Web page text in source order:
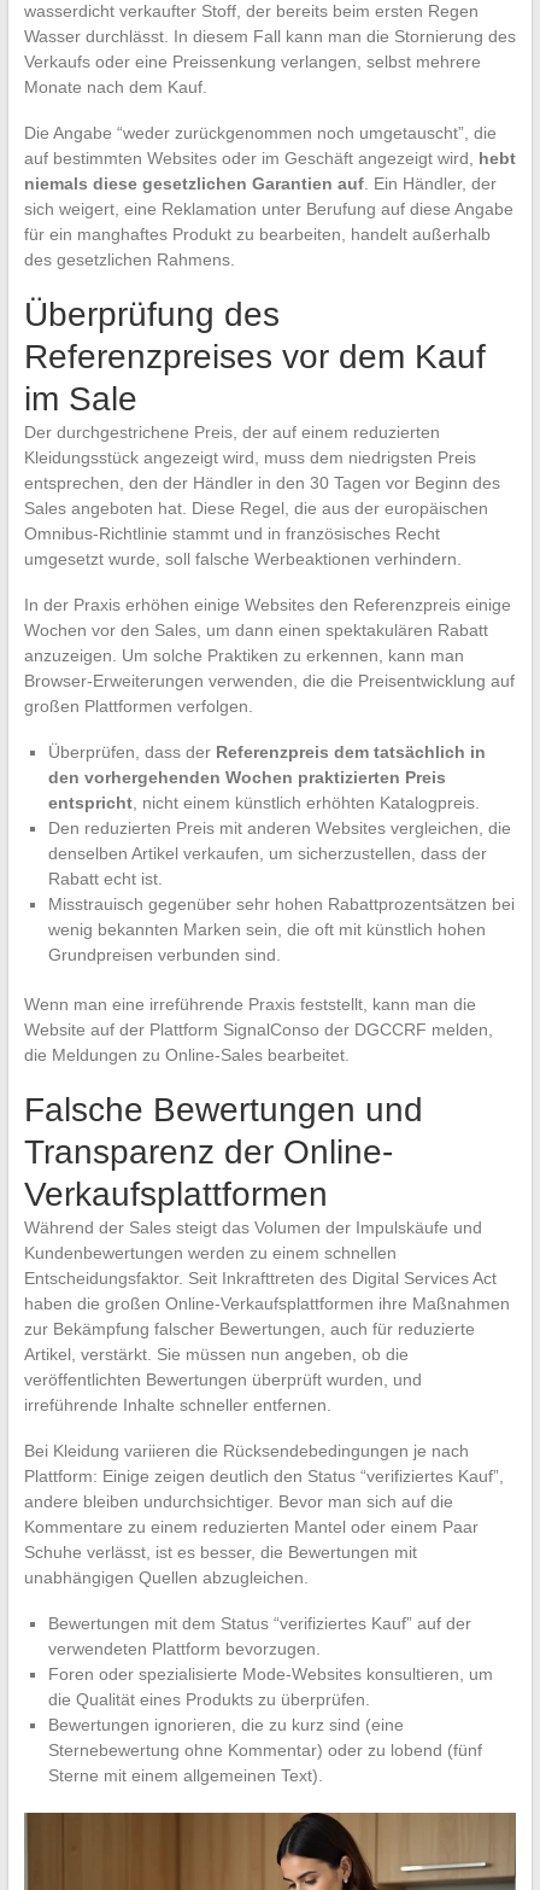
wasserdicht verkaufter Stoff, der bereits beim ersten Regen
Wasser durchlässt. In diesem Fall kann man die Stornierung des
Verkaufs oder eine Preissenkung verlangen, selbst mehrere
Monate nach dem Kauf.
Die Angabe “weder zurückgenommen noch umgetauscht”, die
auf bestimmten Websites oder im Geschäft angezeigt wird, hebt
niemals diese gesetzlichen Garantien auf. Ein Händler, der
sich weigert, eine Reklamation unter Berufung auf diese Angabe
für ein manghaftes Produkt zu bearbeiten, handelt außerhalb
des gesetzlichen Rahmens.
Überprüfung des
Referenzpreises vor dem Kauf
im Sale
Der durchgestrichene Preis, der auf einem reduzierten
Kleidungsstück angezeigt wird, muss dem niedrigsten Preis
entsprechen, den der Händler in den 30 Tagen vor Beginn des
Sales angeboten hat. Diese Regel, die aus der europäischen
Omnibus-Richtlinie stammt und in französisches Recht
umgesetzt wurde, soll falsche Werbeaktionen verhindern.
In der Praxis erhöhen einige Websites den Referenzpreis einige
Wochen vor den Sales, um dann einen spektakulären Rabatt
anzuzeigen. Um solche Praktiken zu erkennen, kann man
Browser-Erweiterungen verwenden, die die Preisentwicklung auf
großen Plattformen verfolgen.
Überprüfen, dass der Referenzpreis dem tatsächlich in
den vorhergehenden Wochen praktizierten Preis
entspricht, nicht einem künstlich erhöhten Katalogpreis.
Den reduzierten Preis mit anderen Websites vergleichen, die
denselben Artikel verkaufen, um sicherzustellen, dass der
Rabatt echt ist.
Misstrauisch gegenüber sehr hohen Rabattprozentsätzen bei
wenig bekannten Marken sein, die oft mit künstlich hohen
Grundpreisen verbunden sind.
Wenn man eine irreführende Praxis feststellt, kann man die
Website auf der Plattform SignalConso der DGCCRF melden,
die Meldungen zu Online-Sales bearbeitet.
Falsche Bewertungen und
Transparenz der Online-
Verkaufsplattformen
Während der Sales steigt das Volumen der Impulskäufe und
Kundenbewertungen werden zu einem schnellen
Entscheidungsfaktor. Seit Inkrafttreten des Digital Services Act
haben die großen Online-Verkaufsplattformen ihre Maßnahmen
zur Bekämpfung falscher Bewertungen, auch für reduzierte
Artikel, verstärkt. Sie müssen nun angeben, ob die
veröffentlichten Bewertungen überprüft wurden, und
irreführende Inhalte schneller entfernen.
Bei Kleidung variieren die Rücksendebedingungen je nach
Plattform: Einige zeigen deutlich den Status “verifiziertes Kauf”,
andere bleiben undurchsichtiger. Bevor man sich auf die
Kommentare zu einem reduzierten Mantel oder einem Paar
Schuhe verlässt, ist es besser, die Bewertungen mit
unabhängigen Quellen abzugleichen.
Bewertungen mit dem Status “verifiziertes Kauf” auf der
verwendeten Plattform bevorzugen.
Foren oder spezialisierte Mode-Websites konsultieren, um
die Qualität eines Produkts zu überprüfen.
Bewertungen ignorieren, die zu kurz sind (eine
Sternebewertung ohne Kommentar) oder zu lobend (fünf
Sterne mit einem allgemeinen Text).